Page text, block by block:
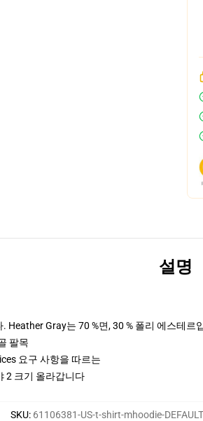
설명
Heather Gray는 70 %면, 30 % 폴리 에스테르
팔목
요구 사항을 따르는
2 크기 올라갑니다
SKU: 61106381-US-t-shirt-mhoodie-DEFAULT